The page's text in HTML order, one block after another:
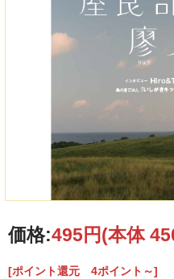
価格:495円(本体
[ポイント還元 4ポイント～]